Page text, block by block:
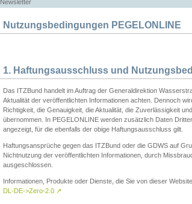
Newsletter
Nutzungsbedingungen PEGELONLINE
1. Haftungsausschluss und
Das ITZBund handelt im Auftrag der Generaldirektion
Aktualität der veröffentlichten Informationen achten. Dennoch
Richtigkeit, die Genauigkeit, die Aktualität, die Zuverlässigkeit
übernommen. In PEGELONLINE werden zusätzlich Daten
angezeigt, für die ebenfalls der obige Haftungsausschluss gilt.
Haftungsansprüche gegen das ITZBund oder die GDWS auf
Nichtnutzung der veröffentlichten Informationen, durch
ausgeschlossen.
Informationen, Produkte oder Dienste, die Sie von dieser
DL-DE->Zero-2.0 ↗